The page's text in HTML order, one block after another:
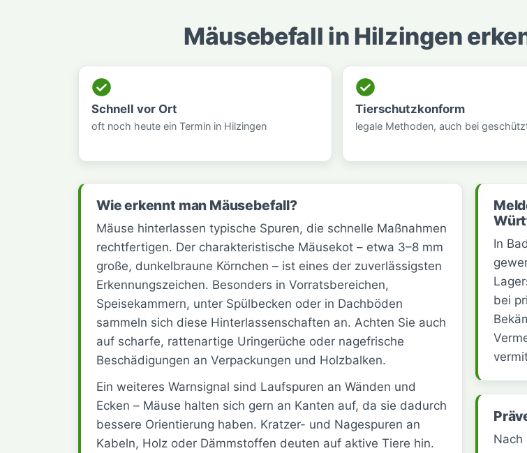
Mäusebefall in Hilzingen
Schnell vor Ort
oft noch heute ein Termin in Hilzingen
Tierschutzkonform
legale Methoden, auch bei
Wie erkennt man Mäusebefall?
Mäuse hinterlassen typische Spuren, die schnelle Maßnahmen
rechtfertigen. Der charakteristische Mäusekot – etwa 3–8 mm
große, dunkelbraune Körnchen – ist eines der zuverlässigsten
Erkennungszeichen. Besonders in Vorratsbereichen,
Speisekammern, unter Spülbecken oder in Dachböden
sammeln sich diese Hinterlassenschaften an. Achten Sie auch
auf scharfe, rattenartige Uringerüche oder nagefrische
Beschädigungen an Verpackungen und Holzbalken.
Ein weiteres Warnsignal sind Laufspuren an Wänden und
Ecken – Mäuse halten sich gern an Kanten auf, da sie dadurch
bessere Orientierung haben. Kratzer- und Nagespuren an
Kabeln, Holz oder Dämmstoffen deuten auf aktive Tiere hin.
In
bei
Nach